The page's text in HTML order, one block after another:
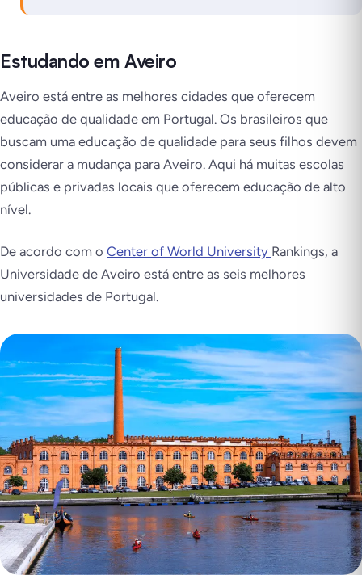
Estudando em Aveiro
Aveiro está entre as melhores cidades que oferecem
educação de qualidade em Portugal. Os brasileiros que
buscam uma educação de qualidade para seus filhos devem
considerar a mudança para Aveiro. Aqui há muitas escolas
públicas e privadas locais que oferecem educação de alto
nível.
De acordo com o Center of World University Rankings, a
Universidade de Aveiro está entre as seis melhores
universidades de Portugal.